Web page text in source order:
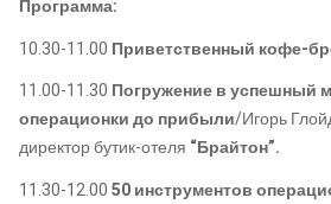
Программа:
10.30-11.00 Приветственный кофе-
11.00-11.30 Погружение в успешный
операционки до прибыли/Игорь
директор бутик-отеля “Брайтон”.
11.30-12.0050 инструментов